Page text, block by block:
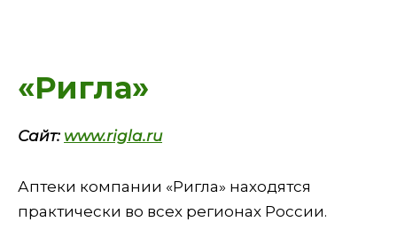
«Ригла»
Сайт: www.rigla.ru
Аптеки компании «Ригла» находятся
практически во всех регионах России.